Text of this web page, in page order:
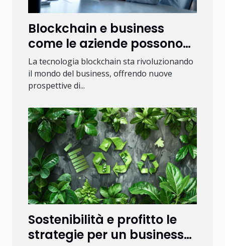
Blockchain e business
come le aziende possono
sfruttare la tecnologia
blockchain
La tecnologia blockchain sta rivoluzionando
il mondo del business, offrendo nuove
prospettive di...
Sostenibilità e profitto le
strategie per un business